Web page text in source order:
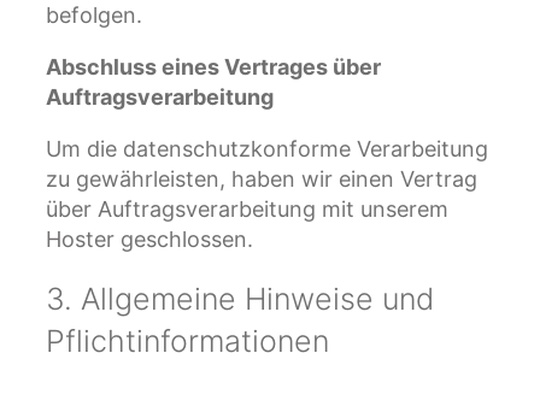
befolgen.
Abschluss eines Vertrages über
Auftragsverarbeitung
Um die datenschutzkonforme Verarbeitung
zu gewährleisten, haben wir einen Vertrag
über Auftragsverarbeitung mit unserem
Hoster geschlossen.
3. Allgemeine Hinweise und
Pflicht­informationen